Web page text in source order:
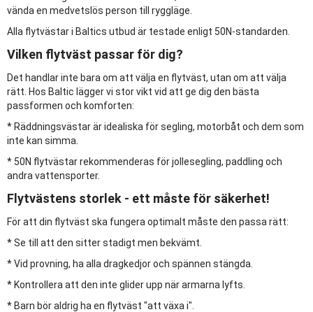
vända en medvetslös person till ryggläge.
Alla flytvästar i Baltics utbud är testade enligt 50N-standarden.
Vilken flytväst passar för dig?
Det handlar inte bara om att välja en flytväst, utan om att välja
rätt. Hos Baltic lägger vi stor vikt vid att ge dig den bästa
passformen och komforten:
* Räddningsvästar är idealiska för segling, motorbåt och dem som
inte kan simma.
* 50N flytvästar rekommenderas för jollesegling, paddling och
andra vattensporter.
Flytvästens storlek - ett måste för säkerhet!
För att din flytväst ska fungera optimalt måste den passa rätt:
* Se till att den sitter stadigt men bekvämt.
* Vid provning, ha alla dragkedjor och spännen stängda.
* Kontrollera att den inte glider upp när armarna lyfts.
* Barn bör aldrig ha en flytväst "att växa i".